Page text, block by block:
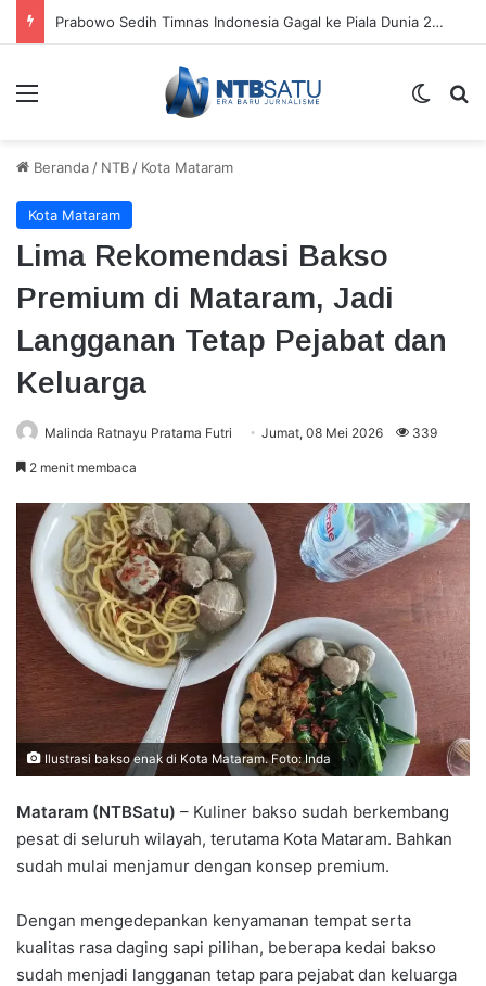
Prabowo Sedih Timnas Indonesia Gagal ke Piala Dunia 2026: Cape Verde Saja Bisa
Menu
Beranda / NTB / Kota Mataram
Kota Mataram
​Lima Rekomendasi Bakso
Premium di Mataram, Jadi
Langganan Tetap Pejabat dan
Keluarga
Malinda Ratnayu Pratama Futri Jumat, 08 Mei 2026 339
2 menit membaca
Ilustrasi bakso enak di Kota Mataram. Foto: Inda
Mataram (NTBSatu) – Kuliner bakso sudah berkembang
pesat di seluruh wilayah, terutama Kota Mataram. Bahkan
sudah mulai menjamur dengan konsep premium.
Dengan mengedepankan kenyamanan tempat serta
kualitas rasa daging sapi pilihan, beberapa kedai bakso
sudah menjadi langganan tetap para pejabat dan keluarga